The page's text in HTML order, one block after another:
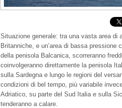
Situazione generale: tra una vasta area di
Britanniche, e un’area di bassa pressione
della penisola Balcanica, scorreranno
coinvolgeranno direttamente la penisola
sulla Sardegna e lungo le regioni del
condizioni di bel tempo, più variabile
Adriatico, su parte del Sud Italia e sulla
tenderanno a calare.